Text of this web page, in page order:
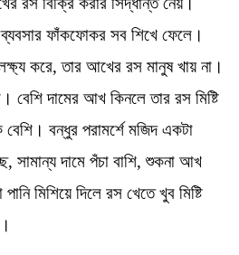
ফাঁকফোকর সব শিখে ফেলে।
করে, তার আখের রস মানুষ খায় না।
বেশি দামের আখ কিনলে তার রস মিষ্টি
বন্ধুর পরামর্শে মজিদ একটা
সামান্য দামে পঁচা বাশি, শুকনা আখ
মিশিয়ে দিলে রস খেতে খুব মিষ্টি